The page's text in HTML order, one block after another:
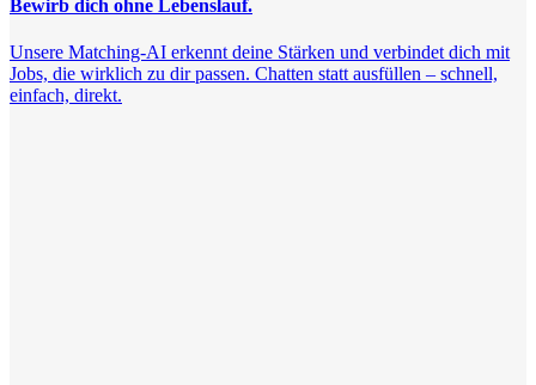
Bewirb dich ohne Lebenslauf.
Unsere Matching-AI erkennt deine Stärken und verbindet dich mit
Jobs, die wirklich zu dir passen. Chatten statt ausfüllen – schnell,
einfach, direkt.